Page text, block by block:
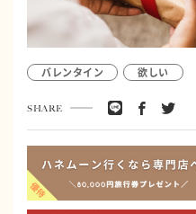
バレンタイン 欲しい
SHARE